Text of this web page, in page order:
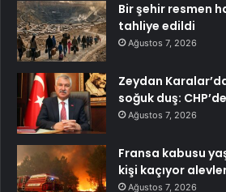
Bir şehir resmen
tahliye edildi
Ağustos 7, 2026
Zeydan
soğuk duş:
Ağustos 7, 2026
Fransa kabusu
kişi kaçıyor
Ağustos 7, 2026